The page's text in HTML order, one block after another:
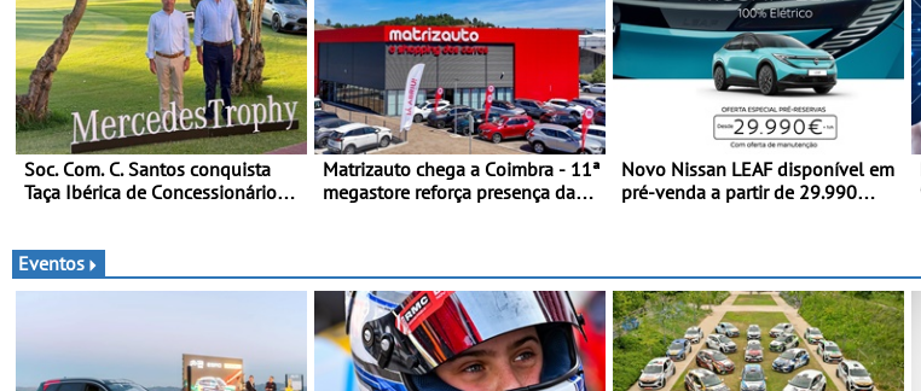
Soc. Com. C. Santos conquista
Taça Ibérica de Concessionários
Matrizauto chega a Coimbra - 11ª
megastore reforça presença da
Novo Nissan LEAF disponível em
pré-venda a partir de 29.990
clientes beneficiam da oferta de
3 anos de manutenção incluída
Eventos